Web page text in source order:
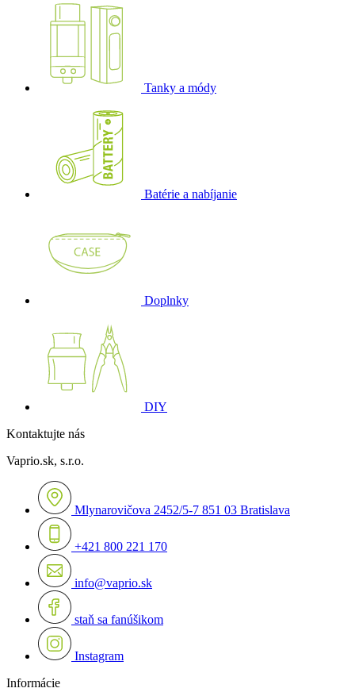
Tanky a módy
Batérie a nabíjanie
Doplnky
DIY
Kontaktujte nás
Vaprio.sk, s.r.o.
Mlynarovičova 2452/5-7 851 03 Bratislava
+421 800 221 170
info@vaprio.sk
staň sa fanúšikom
Instagram
Informácie